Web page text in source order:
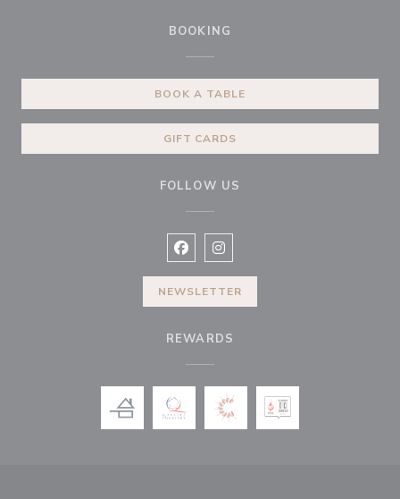
BOOKING
BOOK A TABLE
GIFT CARDS
FOLLOW US
Facebook ((opens in a new
Instagram ((opens in a new
NEWSLETTER
REWARDS